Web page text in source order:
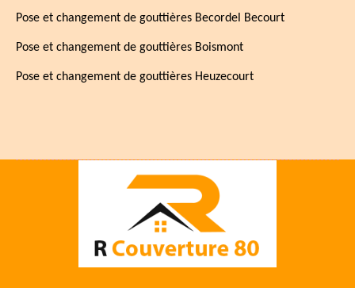
Pose et changement de gouttières Becordel Becourt
Pose et changement de gouttières Boismont
Pose et changement de gouttières Heuzecourt